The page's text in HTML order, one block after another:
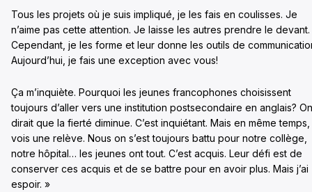
Tous les projets où je suis impliqué, je les fais en coulisses. Je
n’aime pas cette attention. Je laisse les autres prendre le devant.
Cependant, je les forme et leur donne les outils de
Aujourd’hui, je fais une exception avec vous!
Ça m’inquiète. Pourquoi les jeunes francophones choisissent
toujours d’aller vers une institution postsecondaire en anglais? On
dirait que la fierté diminue. C’est inquiétant. Mais en même
vois une relève. Nous on s’est toujours battu pour notre collège,
notre hôpital… les jeunes ont tout. C’est acquis. Leur défi est de
conserver ces acquis et de se battre pour en avoir plus. Mais j’ai
espoir. »